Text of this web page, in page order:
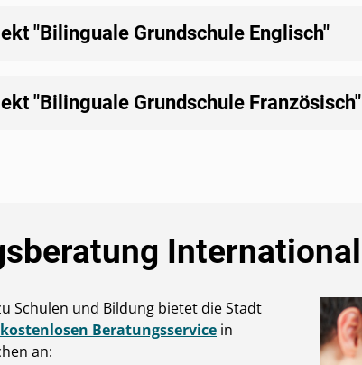
"Bilinguale Grundschule Englisch"
"Bilinguale Grundschule Französisch"
International
Schulen und Bildung bietet die Stadt
kostenlosen Beratungsservice in
an: